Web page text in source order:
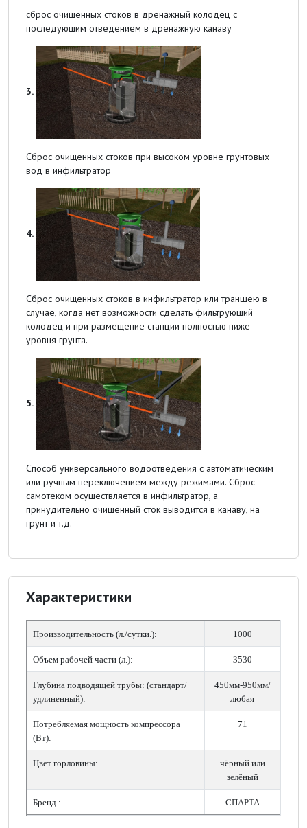
сброс очищенных стоков в дренажный колодец с
последующим отведением в дренажную канаву
3.
Сброс очищенных стоков при высоком уровне грунтовых
вод в инфильтратор
4.
Сброс очищенных стоков в инфильтратор или траншею в
случае, когда нет возможности сделать фильтрующий
колодец и при размещение станции полностью ниже
уровня грунта.
5.
Способ универсального водоотведения с автоматическим
или ручным переключением между режимами. Сброс
самотеком осуществляется в инфильтратор, а
принудительно очищенный сток выводится в канаву, на
грунт и т.д.
Характеристики
Производительность (л./сутки.): 1000
Объем рабочей части (л.): 3530
Глубина подводящей трубы: (стандарт/
удлиненный):
450мм-950мм/
любая
Потребляемая мощность компрессора
(Вт):
71
Цвет горловины:
чёрный или
зелёный
Бренд : СПАРТА